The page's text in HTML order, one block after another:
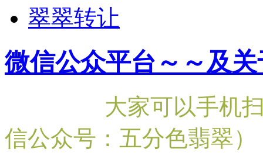
翠翠转让
微信公众平台～～及
大家可以手机
信公众号：五分色翡翠